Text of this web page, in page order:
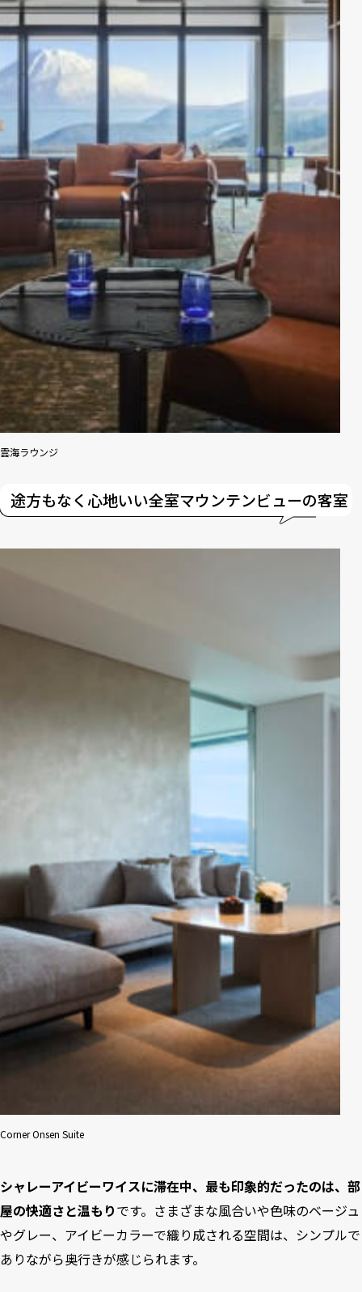
雲海ラウンジ
途方もなく心地いい全室マウンテンビューの客室
Corner Onsen Suite
シャレーアイビーワイスに滞在中、最も印象的だったのは、部
屋の快適さと温もりです。さまざまな風合いや色味のベージュ
やグレー、アイビーカラーで織り成される空間は、シンプルで
ありながら奥行きが感じられます。